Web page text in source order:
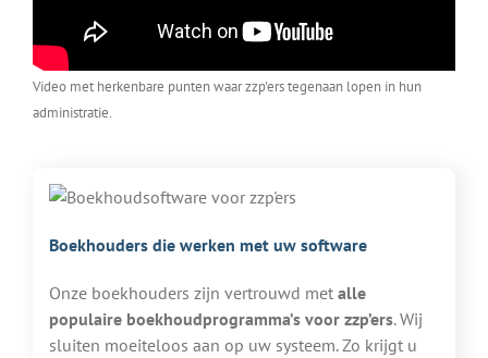
Video met herkenbare punten waar zzp'ers tegenaan lopen in hun
administratie.
Boekhouders die werken met uw software
Onze boekhouders zijn vertrouwd met alle
populaire boekhoudprogramma’s voor zzp’ers. Wij
sluiten moeiteloos aan op uw systeem. Zo krijgt u